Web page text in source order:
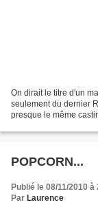
On dirait le titre d'un
seulement du dernier
presque le même
POPCORN...
Publié le 08/11/2010 à
Par Laurence